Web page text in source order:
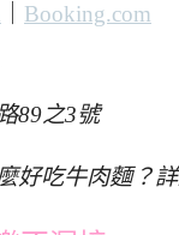
Booking.com
89之3號
好吃牛肉麵？